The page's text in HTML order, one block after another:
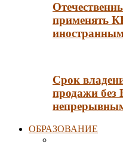
применять
Срок
продажи
ОБРАЗОВАНИЕ